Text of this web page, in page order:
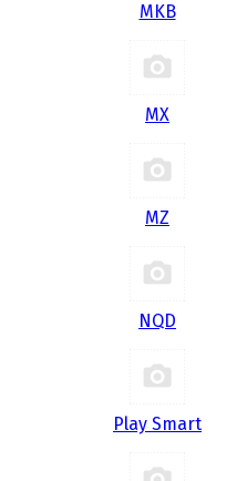
MKB
MX
MZ
NQD
Play Smart